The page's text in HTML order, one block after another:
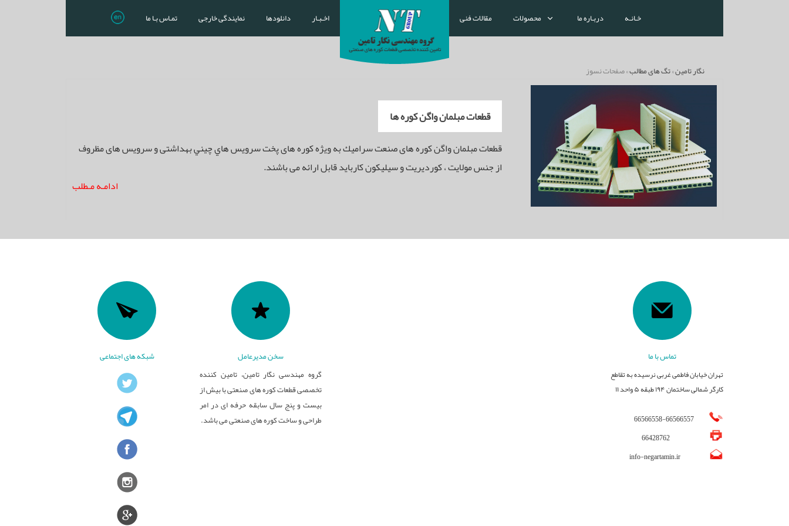
تمـاس بـا ما نمایندگی خارجی دانلودها اخـبـار مقالات فنی محصولات دربـاره ما خـانـه
نگار تامین»تگ های مطالب» صفحات نسوز
قطعات مبلمان واگن كوره ها
قطعات مبلمان واگن كوره های صنعت سراميك به ويژه كوره های پخت سرويس هاي چيني بهداشتی و سرويس های مظروف
از جنس مولايت ، كورديريت و سيليكون كاربايد قابل ارائه می باشند.
ادامـه مـطلب
شبکه های اجتماعی
سخن مدیرعامل
گروه مهندسی نگار تامین، تامین کننده
تخصصی قطعات کوره های صنعتی با بیش از
بیست و پنج سال سابقه حرفه ای در امر
طراحی و ساخت کوره های صنعتی می باشد.
تماس با ما
تهران خیابان فاطمی غربی نرسیده به تقاطع
کارگر شمالی ساختمان ۱۹۴ طبقه ۵ واحد ۱۱
66566558-66566557
66428762
info-negartamin.ir